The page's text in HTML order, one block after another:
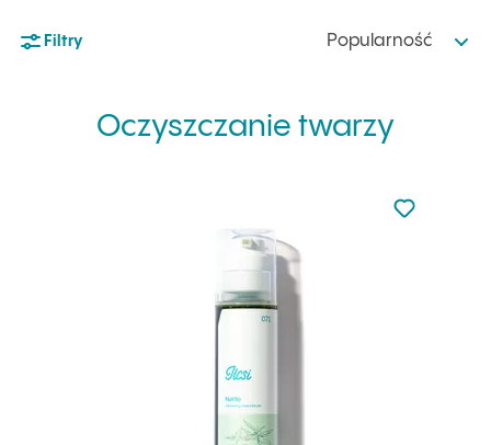
Filtry Popularność
Oczyszczanie twarzy
Nie dodano
Dodaj do